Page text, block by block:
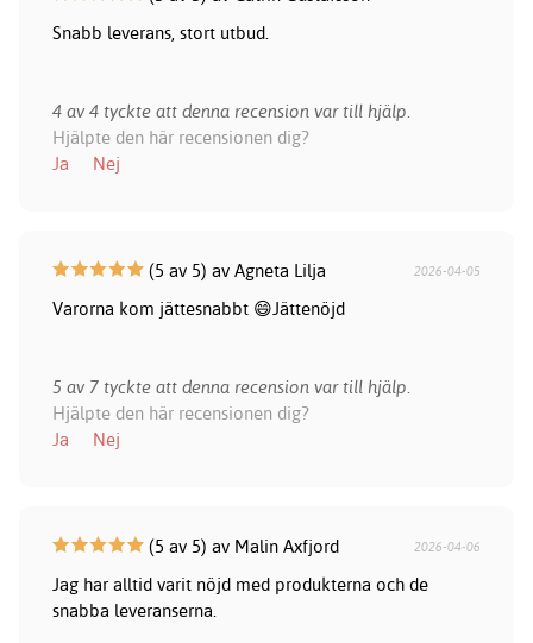
Snabb leverans, stort utbud.
4 av 4 tyckte att denna recension var till hjälp.
Hjälpte den här recensionen dig?
Ja
Nej
(5 av 5) av Agneta Lilja 2026-04-05
Varorna kom jättesnabbt 😄Jättenöjd
5 av 7 tyckte att denna recension var till hjälp.
Hjälpte den här recensionen dig?
Ja
Nej
(5 av 5) av Malin Axfjord 2026-04-06
Jag har alltid varit nöjd med produkterna och de
snabba leveranserna.